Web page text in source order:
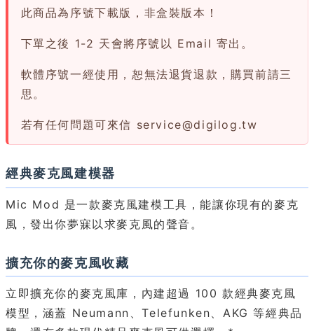
此商品為序號下載版，非盒裝版本！
下單之後 1-2 天會將序號以 Email 寄出。
軟體序號一經使用，恕無法退貨退款，購買前請三
思。
若有任何問題可來信 service@digilog.tw
經典麥克風建模器
Mic Mod 是一款麥克風建模工具，能讓你現有的麥克
風，發出你夢寐以求麥克風的聲音。
擴充你的麥克風收藏
立即擴充你的麥克風庫，內建超過 100 款經典麥克風
模型，涵蓋 Neumann、Telefunken、AKG 等經典品